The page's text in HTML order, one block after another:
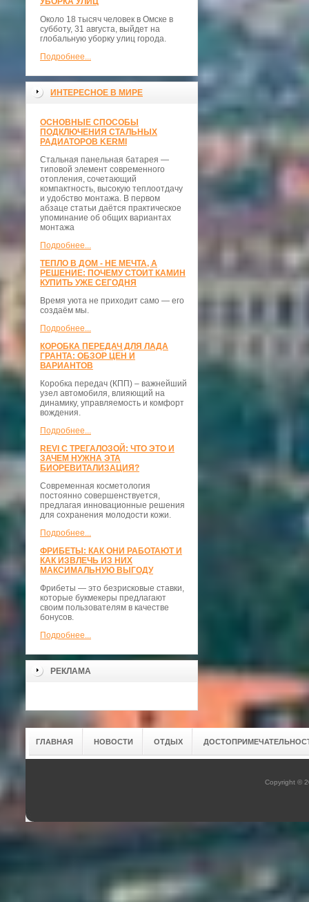
Около 18 тысяч человек в Омске в
субботу, 31 августа, выйдет на
глобальную уборку улиц города.
Подробнее...
ИНТЕРЕСНОЕ В МИРЕ
ОСНОВНЫЕ СПОСОБЫ
ПОДКЛЮЧЕНИЯ СТАЛЬНЫХ
РАДИАТОРОВ KERMI
Стальная панельная батарея —
типовой элемент современного
отопления, сочетающий
компактность, высокую теплоотдачу
и удобство монтажа. В первом
абзаце статьи даётся практическое
упоминание об общих вариантах
монтажа
Подробнее...
ТЕПЛО В ДОМ - НЕ МЕЧТА, А
РЕШЕНИЕ: ПОЧЕМУ СТОИТ КАМИН
КУПИТЬ УЖЕ СЕГОДНЯ
Время уюта не приходит само — его
создаём мы.
Подробнее...
КОРОБКА ПЕРЕДАЧ ДЛЯ ЛАДА
ГРАНТА: ОБЗОР ЦЕН И
ВАРИАНТОВ
Коробка передач (КПП) – важнейший
узел автомобиля, влияющий на
динамику, управляемость и комфорт
вождения.
Подробнее...
REVI С ТРЕГАЛОЗОЙ: ЧТО ЭТО И
ЗАЧЕМ НУЖНА ЭТА
БИОРЕВИТАЛИЗАЦИЯ?
Современная косметология
постоянно совершенствуется,
предлагая инновационные решения
для сохранения молодости кожи.
Подробнее...
ФРИБЕТЫ: КАК ОНИ РАБОТАЮТ И
КАК ИЗВЛЕЧЬ ИЗ НИХ
МАКСИМАЛЬНУЮ ВЫГОДУ
Фрибеты — это безрисковые ставки,
которые букмекеры предлагают
своим пользователям в качестве
бонусов.
Подробнее...
РЕКЛАМА
ГЛАВНАЯ НОВОСТИ ОТДЫХ
Copyright ©